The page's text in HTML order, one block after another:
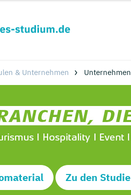
& Unternehmen Unternehmen
Zu den